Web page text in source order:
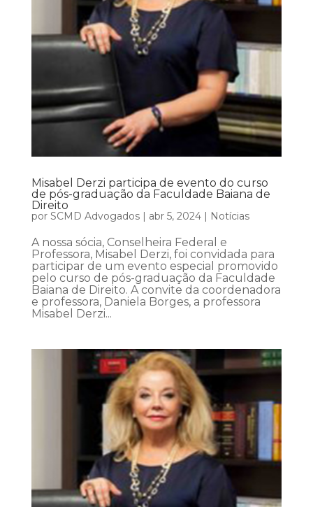
Misabel Derzi participa de evento do curso
de pós-graduação da Faculdade Baiana de
Direito
por SCMD Advogados| abr 5, 2024| Notícias
A nossa sócia, Conselheira Federal e
Professora, Misabel Derzi, foi convidada para
participar de um evento especial promovido
pelo curso de pós-graduação da Faculdade
Baiana de Direito. A convite da coordenadora
e professora, Daniela Borges, a professora
Misabel Derzi...